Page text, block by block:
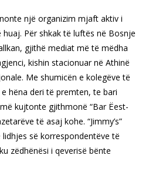
një organizim mjaft aktiv i
Për shkak të luftës në Bosnje
gjithë mediat më të mëdha
kishin stacionuar në Athinë
Me shumicën e kolegëve të
hëna deri të premten, te bari
më kujtonte gjithmonë “Bar Ëest-
të asaj kohe. “Jimmy’s”
së korrespondentëve të
zëdhënësi i qeverisë bënte